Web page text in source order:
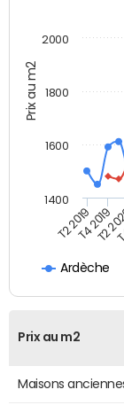
Prix au m2
Ardèche
T2 2019T4 2019
T2
1400
1600
1800
2000
Prix au m2
Maisons